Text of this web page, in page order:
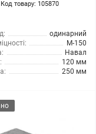
Код товару: 105870
одинарний
М-150
Навал
120 мм
250 мм